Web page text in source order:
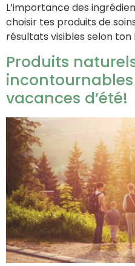
L’importance des
choisir tes produits de
résultats visibles selon
Produits
vacances d’été!